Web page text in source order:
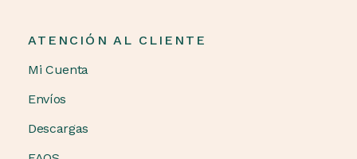
ATENCIÓN AL CLIENTE
Mi Cuenta
Envíos
Descargas